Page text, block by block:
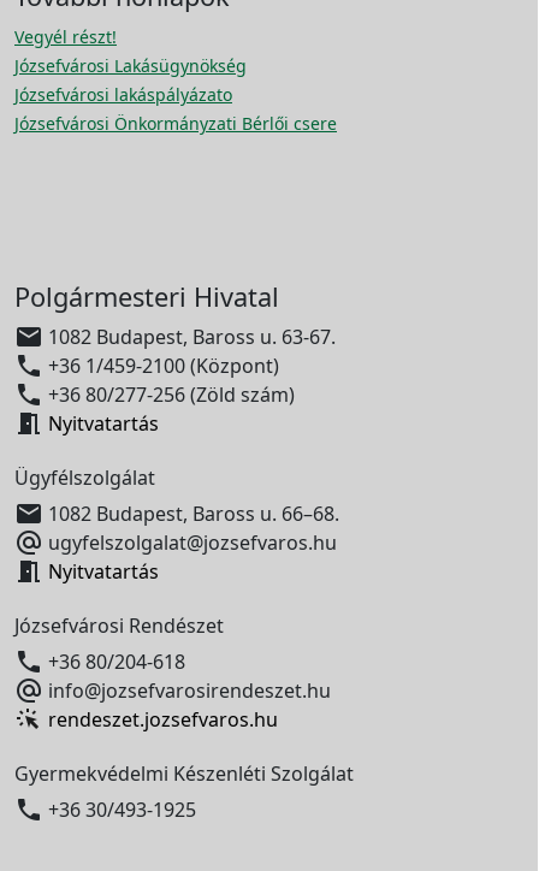
Vegyél részt!
Józsefvárosi Lakásügynökség
Józsefvárosi lakáspályázato
Józsefvárosi Önkormányzati Bérlői csere
Polgármesteri Hivatal
 1082 Budapest, Baross u. 63-67.
 +36 1/459-2100 (Központ)
 +36 80/277-256 (Zöld szám)
 Nyitvatartás
Ügyfélszolgálat
 1082 Budapest, Baross u. 66–68.
 ugyfelszolgalat@jozsefvaros.hu
 Nyitvatartás
Józsefvárosi Rendészet
 +36 80/204-618
 info@jozsefvarosirendeszet.hu
rendeszet.jozsefvaros.hu
Gyermekvédelmi Készenléti Szolgálat
 +36 30/493-1925